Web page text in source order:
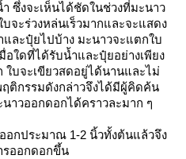
ซึ่งจะเห็นได้ชัดในช่วงที่มะนาว
จะร่วงหล่นเร็วมากและจะแสดง
ละปุ๋ยไปบ้าง มะนาวจะแตกใบ
ใดที่ได้รับน้ำและปุ๋ยอย่างเพียง
บจะเขียวสดอยู่ได้นานและไม่
ติกรรมดังกล่าวจึงได้มีผู้คิดค้น
าวออกดอกได้คราวละมาก ๆ
อกประมาณ 1-2 นิ้วทั้งต้นแล้วจึง
รออกดอกขึ้น